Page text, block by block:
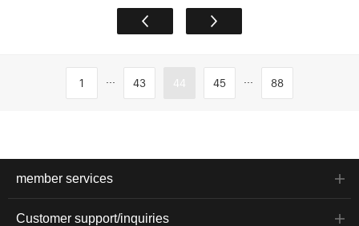
1 ... 43 44 45 ... 88
member services
Customer support/inquiries